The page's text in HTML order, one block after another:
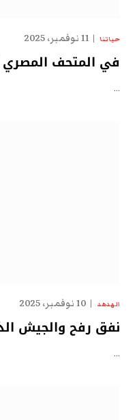
حياتنا 11 نوفمبر، 2025
في المتحف المصري
…
الهدهد 10 نوفمبر، 2025
نفق رفح والجيش
…